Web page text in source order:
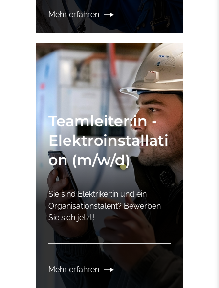
Mehr erfahren
Teamleiter:in -
Elektroinstallati
on (m/w/d)
Sie sind Elektriker:in und ein
Organisationstalent? Bewerben
Sie sich jetzt!
Mehr erfahren